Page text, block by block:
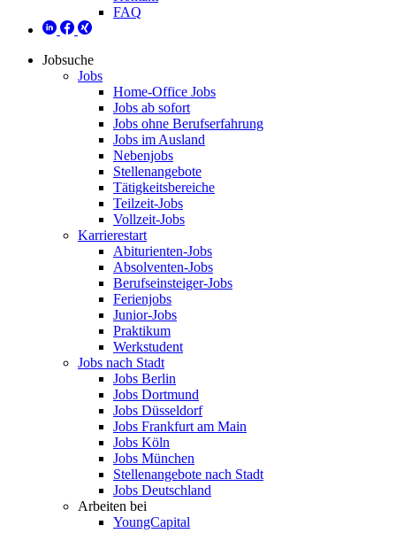
FAQ
Jobsuche
Jobs
Home-Office Jobs
Jobs ab sofort
Jobs ohne Berufserfahrung
Jobs im Ausland
Nebenjobs
Stellenangebote
Tätigkeitsbereiche
Teilzeit-Jobs
Vollzeit-Jobs
Karrierestart
Abiturienten-Jobs
Absolventen-Jobs
Berufseinsteiger-Jobs
Ferienjobs
Junior-Jobs
Praktikum
Werkstudent
Jobs nach Stadt
Jobs Berlin
Jobs Dortmund
Jobs Düsseldorf
Jobs Frankfurt am Main
Jobs Köln
Jobs München
Stellenangebote nach Stadt
Jobs Deutschland
Arbeiten bei
YoungCapital